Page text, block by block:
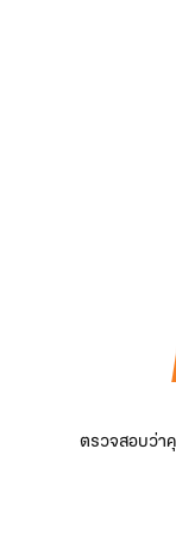
ตรวจสอบว่า